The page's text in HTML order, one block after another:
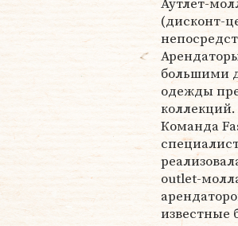
(дисконт-
большими
одежды
коллекций.
Команда
outlet-
известные